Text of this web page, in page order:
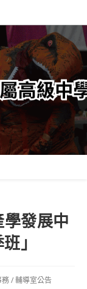
發展中
」
務/輔導室公告